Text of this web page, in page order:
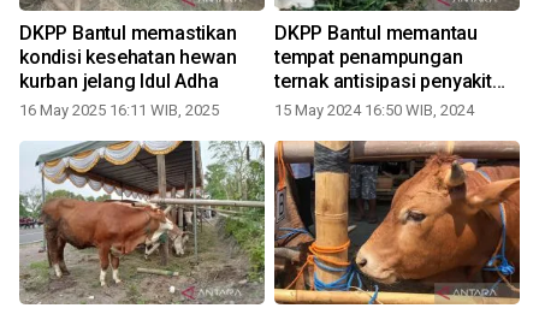
DKPP Bantul memastikan
kondisi kesehatan hewan
kurban jelang Idul Adha
16 May 2025 16:11 WIB, 2025
DKPP Bantul memantau
tempat penampungan
ternak antisipasi penyakit
hewan
15 May 2024 16:50 WIB, 2024